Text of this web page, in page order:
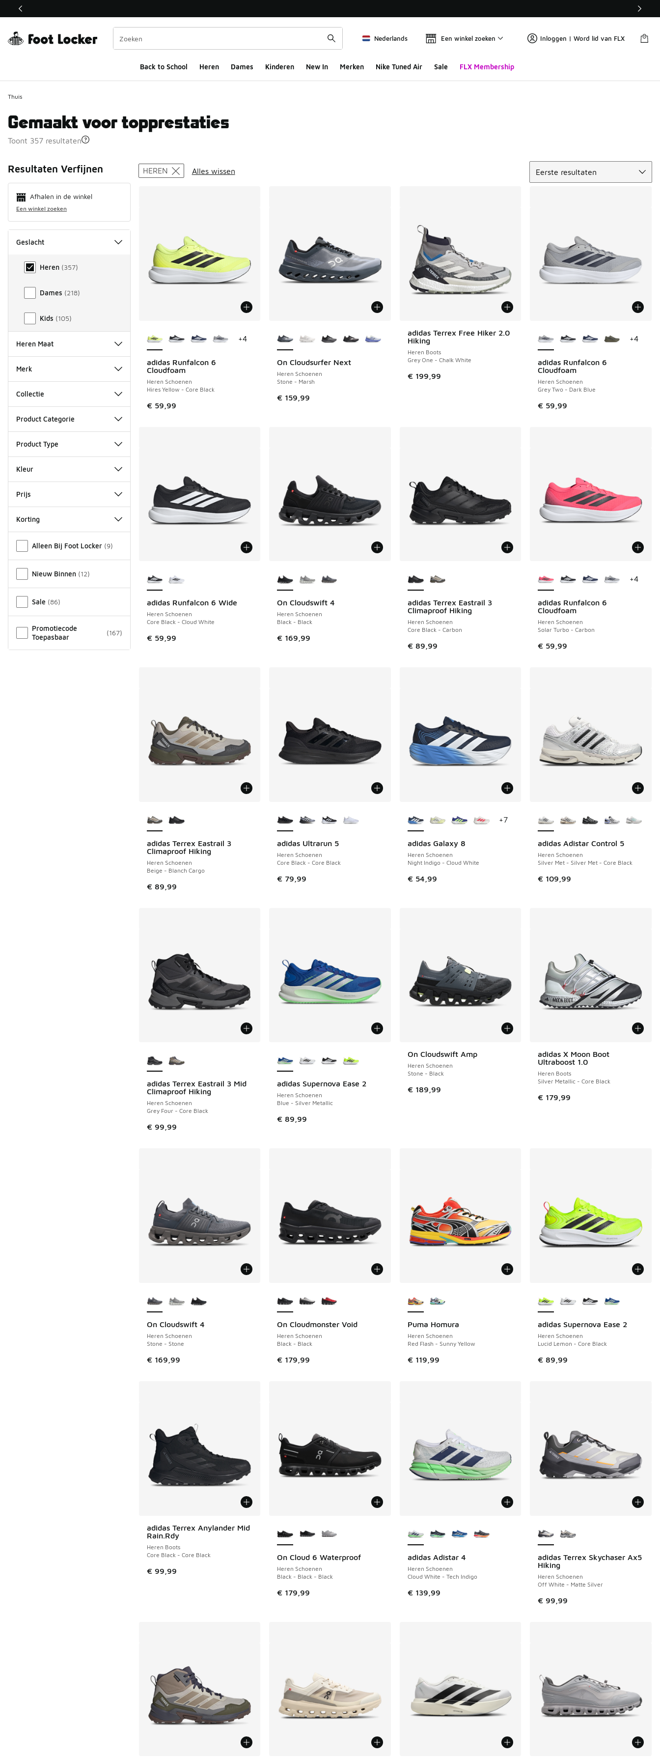
Deze link wordt geopend in een nieuw venster
Nederlands Een winkel zoeken Inloggen | Word lid van FLX
Back to School Heren Dames Kinderen New In Merken Nike Tuned Air Sale FLX Membership
Thuis
Gemaakt voor topprestaties
Toont 357 resultaten
Resultaten Verfijnen
Afhalen in de winkel
Een winkel zoeken
Geslacht
Geslacht
Heren (357)
Dames (218)
Kids (105)
Heren Maat
Merk
Collectie
Product Categorie
Product Type
Kleur
Prijs
Korting
Alleen Bij Foot Locker (9)
Nieuw Binnen (12)
Sale (86)
Promotiecode
Toepasbaar
(167)
Search Results
HEREN Alles wissen
Eerste resultaten
adidas Runfalcon 6
Cloudfoam
Heren Schoenen
Hires Yellow - Core Black
€ 59,99
+4
On Cloudsurfer Next
Heren Schoenen
Stone - Marsh
€ 159,99
adidas Terrex Free Hiker 2.0
Hiking
Heren Boots
Grey One - Chalk White
€ 199,99
adidas Runfalcon 6
Cloudfoam
Heren Schoenen
Grey Two - Dark Blue
€ 59,99
+4
adidas Runfalcon 6 Wide
Heren Schoenen
Core Black - Cloud White
€ 59,99
On Cloudswift 4
Heren Schoenen
Black - Black
€ 169,99
adidas Terrex Eastrail 3
Climaproof Hiking
Heren Schoenen
Core Black - Carbon
€ 89,99
adidas Runfalcon 6
Cloudfoam
Heren Schoenen
Solar Turbo - Carbon
€ 59,99
+4
adidas Terrex Eastrail 3
Climaproof Hiking
Heren Schoenen
Beige - Blanch Cargo
€ 89,99
adidas Ultrarun 5
Heren Schoenen
Core Black - Core Black
€ 79,99
adidas Galaxy 8
Heren Schoenen
Night Indigo - Cloud White
€ 54,99
+7
adidas Adistar Control 5
Heren Schoenen
Silver Met - Silver Met - Core Black
€ 109,99
adidas Terrex Eastrail 3 Mid
Climaproof Hiking
Heren Schoenen
Grey Four - Core Black
€ 99,99
adidas Supernova Ease 2
Heren Schoenen
Blue - Silver Metallic
€ 89,99
On Cloudswift Amp
Heren Schoenen
Stone - Black
€ 189,99
adidas X Moon Boot
Ultraboost 1.0
Heren Boots
Silver Metallic - Core Black
€ 179,99
On Cloudswift 4
Heren Schoenen
Stone - Stone
€ 169,99
On Cloudmonster Void
Heren Schoenen
Black - Black
€ 179,99
Puma Homura
Heren Schoenen
Red Flash - Sunny Yellow
€ 119,99
adidas Supernova Ease 2
Heren Schoenen
Lucid Lemon - Core Black
€ 89,99
adidas Terrex Anylander Mid
Rain.Rdy
Heren Boots
Core Black - Core Black
€ 99,99
On Cloud 6 Waterproof
Heren Schoenen
Black - Black - Black
€ 179,99
adidas Adistar 4
Heren Schoenen
Cloud White - Tech Indigo
€ 139,99
adidas Terrex Skychaser Ax5
Hiking
Heren Schoenen
Off White - Matte Silver
€ 99,99